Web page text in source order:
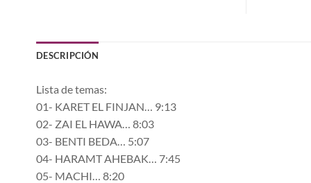
DESCRIPCIÓN
Lista de temas:
01- KARET EL FINJAN… 9:13
02- ZAI EL HAWA… 8:03
03- BENTI BEDA… 5:07
04- HARAMT AHEBAK… 7:45
05- MACHI… 8:20